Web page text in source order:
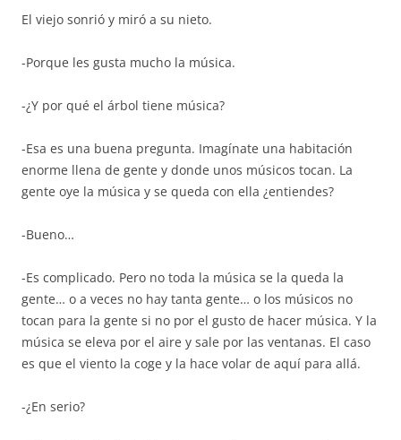
El viejo sonrió y miró a su nieto.
-Porque les gusta mucho la música.
-¿Y por qué el árbol tiene música?
-Esa es una buena pregunta. Imagínate una habitación
enorme llena de gente y donde unos músicos tocan. La
gente oye la música y se queda con ella ¿entiendes?
-Bueno…
-Es complicado. Pero no toda la música se la queda la
gente… o a veces no hay tanta gente… o los músicos no
tocan para la gente si no por el gusto de hacer música. Y la
música se eleva por el aire y sale por las ventanas. El caso
es que el viento la coge y la hace volar de aquí para allá.
-¿En serio?